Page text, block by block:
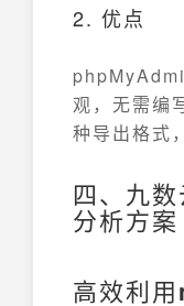
2. 优点
观，无需编
种导出格式
四、九
分析方案
高效利用